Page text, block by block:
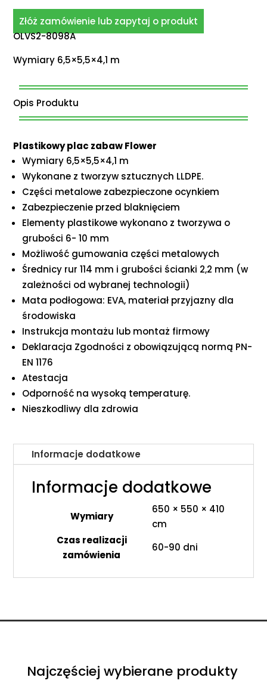
Złóż zamówienie lub zapytaj o produkt
OLVS2-8098A
Wymiary 6,5×5,5×4,1 m
Opis Produktu
Plastikowy plac zabaw Flower
Wymiary 6,5×5,5×4,1 m
Wykonane z tworzyw sztucznych LLDPE.
Części metalowe zabezpieczone ocynkiem
Zabezpieczenie przed blaknięciem
Elementy plastikowe wykonano z tworzywa o
grubości 6- 10 mm
Możliwość gumowania części metalowych
Średnicy rur 114 mm i grubości ścianki 2,2 mm (w
zależności od wybranej technologii)
Mata podłogowa: EVA, materiał przyjazny dla
środowiska
Instrukcja montażu lub montaż firmowy
Deklaracja Zgodności z obowiązującą normą PN-
EN 1176
Atestacja
Odporność na wysoką temperaturę.
Nieszkodliwy dla zdrowia
Informacje dodatkowe
Informacje dodatkowe
Wymiary
650 × 550 × 410
cm
Czas realizacji
zamówienia
60-90 dni
Najczęściej wybierane produkty